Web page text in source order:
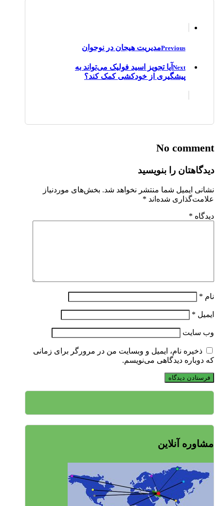
Previousمدیریت هیجان در نوجوان
Next آیا تجویز اسید فولیک می‌تواند به
پیشگیری از خودکشی کمک کند؟
No comment
دیدگاهتان را بنویسید
نشانی ایمیل شما منتشر نخواهد شد. بخش‌های موردنیاز
علامت‌گذاری شده‌اند *
دیدگاه *
نام *
ایمیل *
وب‌ سایت
ذخیره نام، ایمیل و وبسایت من در مرورگر برای زمانی
که دوباره دیدگاهی می‌نویسم.
مشاوره آنلاین